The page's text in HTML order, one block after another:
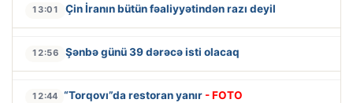
13:01 Çin İranın bütün fəaliyyətindən razı deyil
12:56 Şənbə günü 39 dərəcə isti olacaq
12:44 “Torqovı”da restoran yanır - FOTO